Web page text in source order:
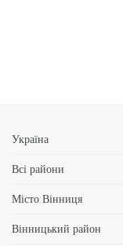
Україна
Всі райони
Місто Вінниця
Вінницький район